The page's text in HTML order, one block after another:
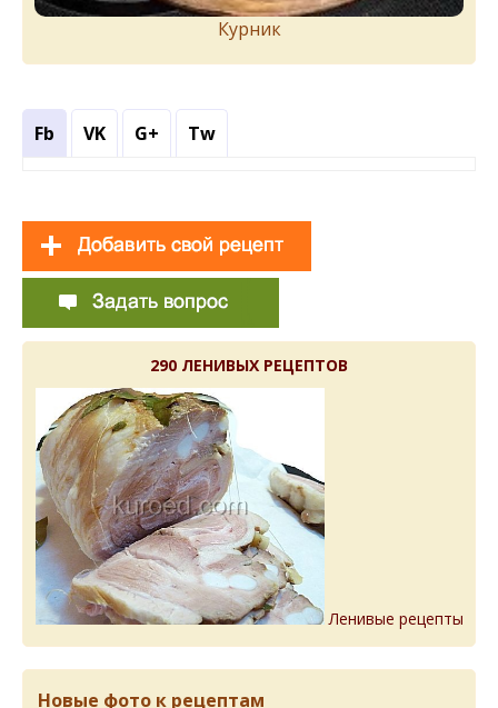
Курник
Fb VK G+ Tw
290 ЛЕНИВЫХ РЕЦЕПТОВ
Ленивые рецепты
Новые фото к рецептам